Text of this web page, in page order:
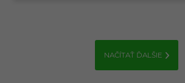
NAČÍTAŤ ĎALŠIE